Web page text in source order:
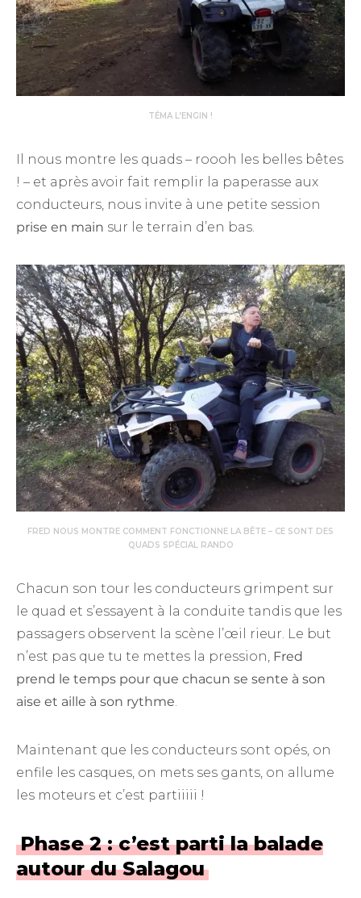
TÉMA L’ENGIN !
Il nous montre les quads – roooh les belles bêtes
! – et après avoir fait remplir la paperasse aux
conducteurs, nous invite à une petite session
prise en main sur le terrain d’en bas.
FRED NOUS MONTRE COMMENT FONCTIONNE LA BÊTE – CE SONT DES
QUADS SPÉCIAL RANDO
Chacun son tour les conducteurs grimpent sur
le quad et s’essayent à la conduite tandis que les
passagers observent la scène l’œil rieur. Le but
n’est pas que tu te mettes la pression, Fred
prend le temps pour que chacun se sente à son
aise et aille à son rythme.
Maintenant que les conducteurs sont opés, on
enfile les casques, on mets ses gants, on allume
les moteurs et c’est partiiiii !
Phase 2 : c’est parti la balade
autour du Salagou